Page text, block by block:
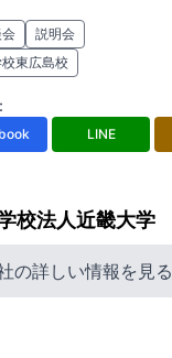
説明会
東広島校
:
LINE
校法人近畿大学
の詳しい情報を見る